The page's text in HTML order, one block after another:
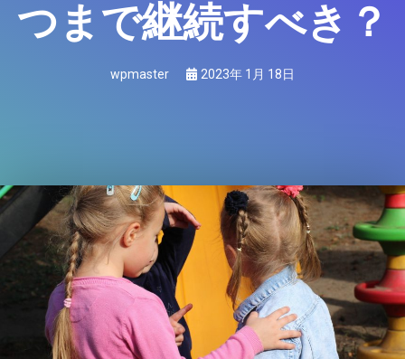
つまで継続すべき？
wpmaster 2023年 1月 18日